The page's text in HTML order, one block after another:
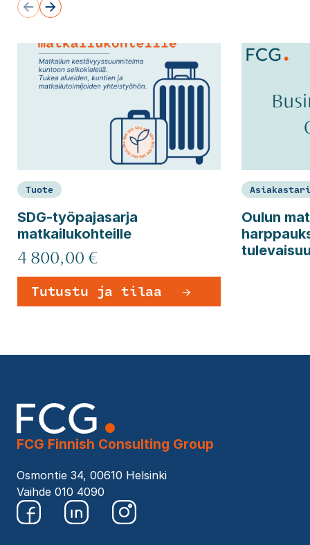
Tuote
SDG-työpajasarja
matkailukohteille
4 800,00 €
Tutustu ja tilaa
Oulun
FCG Finnish Consulting Group
Osmontie 34, 00610 Helsinki
Vaihde 010 4090